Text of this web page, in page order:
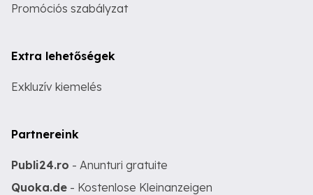
Promóciós szabályzat
Extra lehetőségek
Exkluzív kiemelés
Partnereink
Publi24.ro - Anunturi gratuite
Quoka.de - Kostenlose Kleinanzeigen